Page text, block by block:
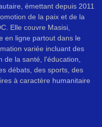
émettant depuis 2011
de la paix et de la
Elle couvre Masisi,
en ligne partout dans le
variée incluant des
de la santé, l'éducation,
débats, des sports, des
à caractère humanitaire